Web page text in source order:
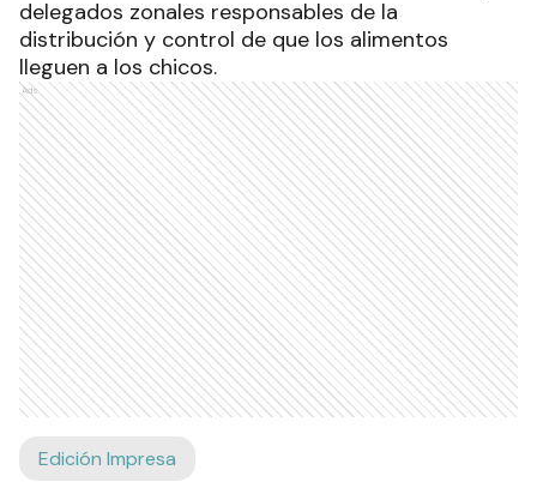
delegados zonales responsables de la
distribución y control de que los alimentos
lleguen a los chicos.
Ads
Edición Impresa